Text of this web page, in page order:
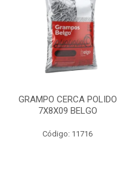
GRAMPO CERCA POLIDO
7X8X09 BELGO
Código: 11716